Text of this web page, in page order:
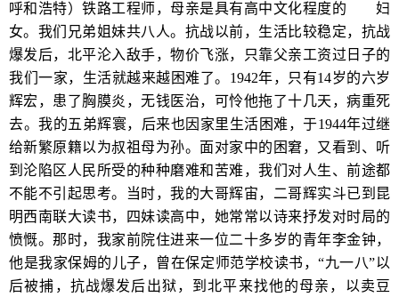
呼和浩特）铁路工程师，母亲是具有高中文化程度的 知识妇
女。我们兄弟姐妹共八人。抗战以前，生活比较稳定，抗战
爆发后，北平沦入敌手，物价飞涨，只靠父亲工资过日子的
我们一家，生活就越来越困难了。1942年，只有14岁的六岁
辉宏，患了胸膜炎，无钱医治，可怜他拖了十几天，病重死
去。我的五弟辉寰，后来也因家里生活困难，于1944年过继
给新繁原籍以为叔祖母为孙。面对家中的困窘，又看到、听
到沦陷区人民所受的种种磨难和苦难，我们对人生、前途都
不能不引起思考。当时，我的大哥辉宙，二哥辉实斗已到昆
明西南联大读书，四妹读高中，她常常以诗来抒发对时局的
愤慨。那时，我家前院住进来一位二十多岁的青年李金钟，
他是我家保姆的儿子，曾在保定师范学校读书，“九一八”以
后被捕，抗战爆发后出狱，到北平来找他的母亲，以卖豆